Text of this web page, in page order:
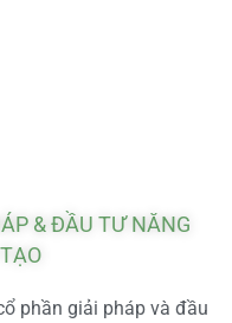
& ĐẦU TƯ NĂNG
phần giải pháp và đầu